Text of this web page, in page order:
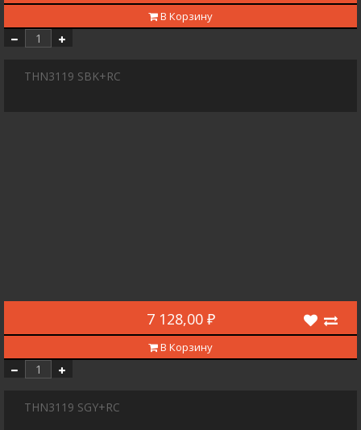
В Корзину
THN3119 SBK+RC
7 128,00 ₽
В Корзину
THN3119 SGY+RC